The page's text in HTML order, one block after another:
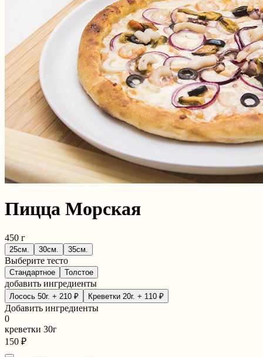
Пицца Морская
450 г
25см. 30см. 35см.
Выберите тесто
Стандартное Толстое
добавить ингредиенты
Лосось 50г. + 210 ₽ Креветки 20г. + 110 ₽
Добавить ингредиенты
0
креветки 30г
150 ₽